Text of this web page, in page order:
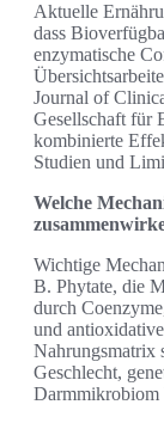
Aktuelle
dass
enzymatische
Journal of
Gesellschaft für
kombinierte
Studien und
Welche
Wichtige
B. Phytate, die
durch
und
Nahrungsmatrix
Geschlecht,
Darmmikrobiom